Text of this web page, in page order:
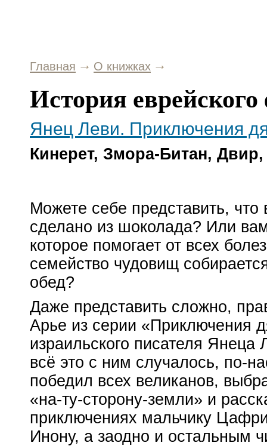
Главная О книжках
История
Янец Леви. Приключения
Кинерет, Змора-Битан, Двир,
Можете себе представить, что
сделано из шоколада? Или
которое помогает от всех
семейство чудовищ
обед?
Даже представить сложно,
Арье из серии «Приключения
израильского писателя Янеца
всё это с ним случалось, по-
победил всех великанов,
«на-ту-сторону-земли» и
приключениях мальчику
Инону, а заодно и остальным